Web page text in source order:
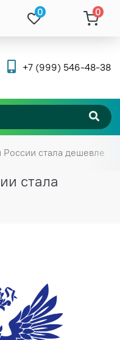
0 0
+7 (999) 546-48-38
России стала дешевле
стала